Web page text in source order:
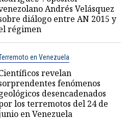
Andrés Velásquez
diálogo entre AN 2015 y
régimen
en Venezuela
revelan
fenómenos
desencadenados
los terremotos del 24 de
en Venezuela